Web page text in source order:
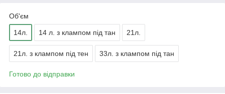
Об'єм
14л. 14 л. з клампом під тан 21л.
21л. з клампом під тен 33л. з клампом під тан
Готово до відправки